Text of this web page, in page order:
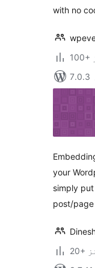
with no
your
simply
post/page